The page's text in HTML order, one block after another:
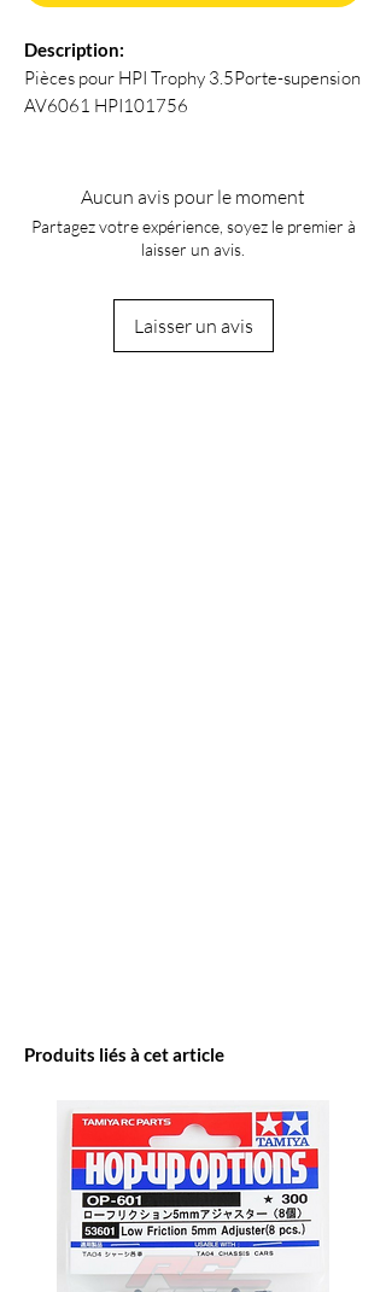
Description:
Pièces pour HPI Trophy 3.5Porte-supension
AV6061 HPI101756
Aucun avis pour le moment
Partagez votre expérience, soyez le premier à
laisser un avis.
Laisser un avis
Produits liés à cet article